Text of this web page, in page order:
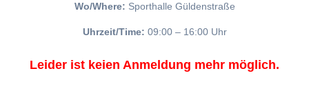
Wo/Where: Sporthalle Güldenstraße
Uhrzeit/Time: 09:00 – 16:00 Uhr
Leider ist keien Anmeldung mehr möglich.